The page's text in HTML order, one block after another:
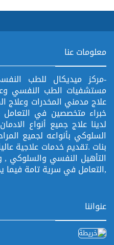
معلومات عنا
-مركز ميديكال للطب
مستشفيات الطب النفسي
علاج مدمني المخدرات
خبراء متخصصين في
لدينا علاج جميع أنواع
السلوكي بأنواعه لجميع
بنات .تقديم خدمات علاجية
التأهيل النفسي والسلوكي ,
,التعامل في سرية تامة
عنواننا